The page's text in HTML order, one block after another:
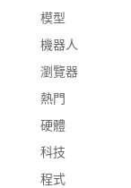
模型
機器人
瀏覽器
熱門
硬體
科技
程式